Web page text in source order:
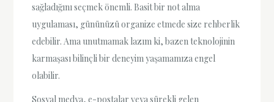
sağladığını seçmek önemli. Basit bir not alma
uygulaması, gününüzü organize etmede size rehberlik
edebilir. Ama unutmamak lazım ki, bazen teknolojinin
karmaşası bilinçli bir deneyim yaşamamıza engel
olabilir.
Sosyal medya, e-postalar veya sürekli gelen